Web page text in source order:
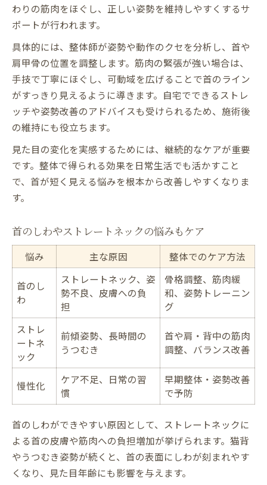
わりの筋肉をほぐし、正しい姿勢を維持しやすくするサ
ポートが行われます。
具体的には、整体師が姿勢や動作のクセを分析し、首や
肩甲骨の位置を調整します。筋肉の緊張が強い場合は、
手技で丁寧にほぐし、可動域を広げることで首のライン
がすっきり見えるように導きます。自宅でできるストレ
ッチや姿勢改善のアドバイスも受けられるため、施術後
の維持にも役立ちます。
見た目の変化を実感するためには、継続的なケアが重要
です。整体で得られる効果を日常生活でも活かすこと
で、首が短く見える悩みを根本から改善しやすくなりま
す。
首のしわやストレートネックの悩みもケア
悩み 主な原因 整体でのケア方法
首のし
わ
ストレートネック、姿
勢不良、皮膚への負
担
骨格調整、筋肉緩
和、姿勢トレーニン
グ
ストレ
ートネ
ック
前傾姿勢、長時間の
うつむき
首や肩・背中の筋肉
調整、バランス改善
慢性化
ケア不足、日常の習
慣
早期整体・姿勢改善
で予防
首のしわができやすい原因として、ストレートネックに
よる首の皮膚や筋肉への負担増加が挙げられます。猫背
やうつむき姿勢が続くと、首の表面にしわが刻まれやす
くなり、見た目年齢にも影響を与えます。